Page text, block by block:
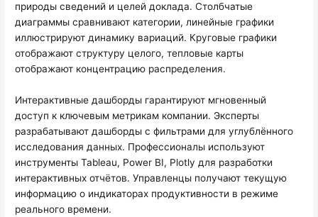
природы сведений и целей доклада. Столбчатые
диаграммы сравнивают категории, линейные графики
иллюстрируют динамику вариаций. Круговые графики
отображают структуру целого, тепловые карты
отображают концентрацию распределения.
Интерактивные дашборды гарантируют мгновенный
доступ к ключевым метрикам компании. Эксперты
разрабатывают дашборды с фильтрами для углублённого
исследования данных. Профессионалы используют
инструменты Tableau, Power BI, Plotly для разработки
интерактивных отчётов. Управленцы получают текущую
информацию о индикаторах продуктивности в режиме
реального времени.